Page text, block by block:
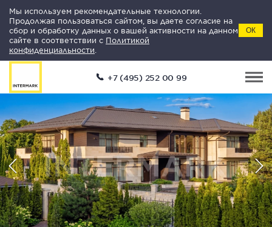
Мы используем рекомендательные технологии.
Продолжая пользоваться сайтом, вы даете согласие на
сбор и обработку данных о вашей активности на данном
сайте в соответствии с Политикой
конфиденциальности
ОК
+7 (495) 252 00 99